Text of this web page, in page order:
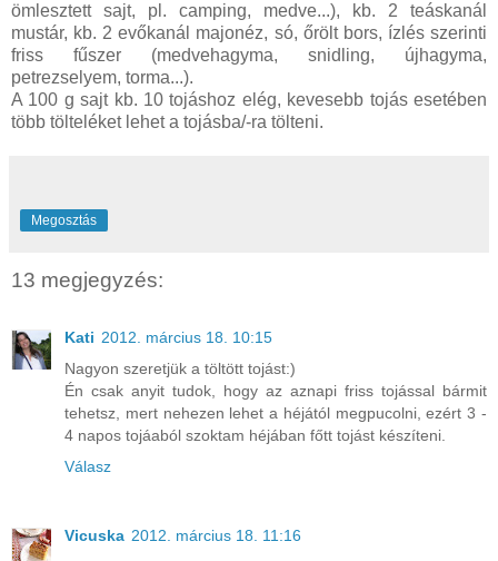
ömlesztett sajt, pl. camping, medve...), kb. 2 teáskanál
mustár, kb. 2 evőkanál majonéz, só, őrölt bors, ízlés szerinti
friss fűszer (medvehagyma, snidling, újhagyma,
petrezselyem, torma...).
A 100 g sajt kb. 10 tojáshoz elég, kevesebb tojás esetében
több tölteléket lehet a tojásba/-ra tölteni.
Megosztás
13 megjegyzés:
Kati 2012. március 18. 10:15
Nagyon szeretjük a töltött tojást:)
Én csak anyit tudok, hogy az aznapi friss tojással bármit
tehetsz, mert nehezen lehet a héjától megpucolni, ezért 3 -
4 napos tojáaból szoktam héjában főtt tojást készíteni.
Válasz
Vicuska 2012. március 18. 11:16